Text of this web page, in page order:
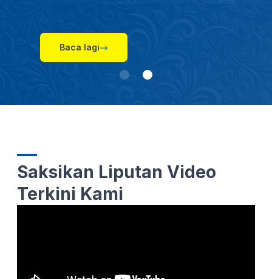
Baca lagi
Saksikan Liputan Video
Terkini Kami